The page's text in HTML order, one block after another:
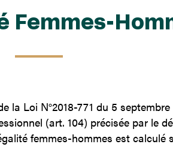
Femmes-
la Loi N°2018-771 du 5 septembre
(art. 104) précisée par le
femmes-hommes est calculé